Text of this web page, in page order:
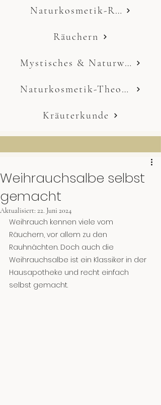
Naturkosmetik-Rezepte
Räuchern
Mystisches & Naturwissen
Naturkosmetik-Theorie
Kräuterkunde
Weihrauchsalbe selbst
gemacht
Aktualisiert: 22. Juni 2024
Weihrauch kennen viele vom
Räuchern, vor allem zu den
Rauhnächten. Doch auch die
Weihrauchsalbe ist ein Klassiker in der
Hausapotheke und recht einfach
selbst gemacht.